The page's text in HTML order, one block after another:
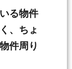
る物件
、ちょ
件周り